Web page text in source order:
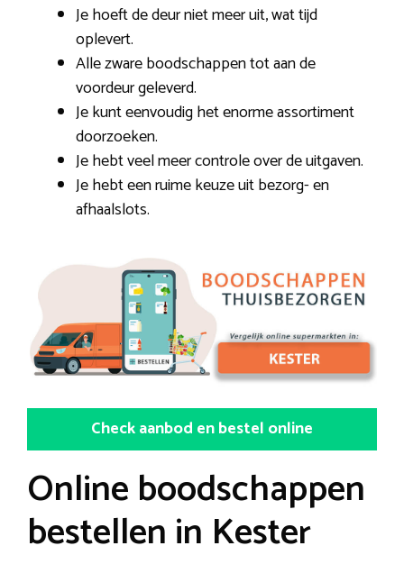
Je hoeft de deur niet meer uit, wat tijd
oplevert.
Alle zware boodschappen tot aan de
voordeur geleverd.
Je kunt eenvoudig het enorme assortiment
doorzoeken.
Je hebt veel meer controle over de uitgaven.
Je hebt een ruime keuze uit bezorg- en
afhaalslots.
Check aanbod en bestel online
Online boodschappen
bestellen in Kester